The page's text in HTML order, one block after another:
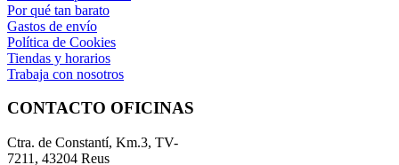
Por qué tan barato
Gastos de envío
Política de Cookies
Tiendas y horarios
Trabaja con nosotros
CONTACTO OFICINAS
Ctra. de Constantí, Km.3, TV-
7211, 43204 Reus